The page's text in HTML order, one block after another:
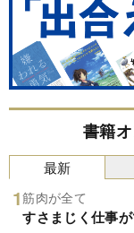
書籍
最新
筋肉が全て
すさまじく仕事